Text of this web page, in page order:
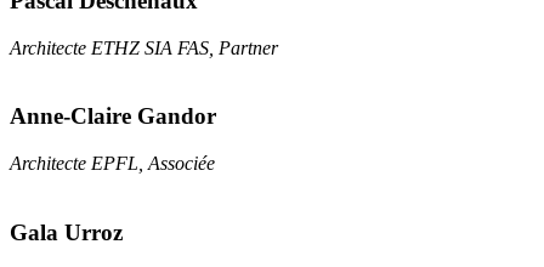
Architecte ETHZ SIA FAS, Partner
Anne-Claire Gandor
Architecte EPFL, Associée
Gala Urroz